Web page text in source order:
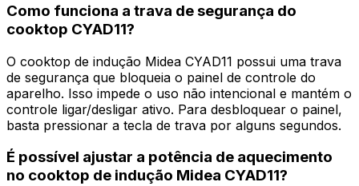
Como funciona a trava de segurança do
cooktop CYAD11?
O cooktop de indução Midea CYAD11 possui uma trava
de segurança que bloqueia o painel de controle do
aparelho. Isso impede o uso não intencional e mantém o
controle ligar/desligar ativo. Para desbloquear o painel,
basta pressionar a tecla de trava por alguns segundos.
É possível ajustar a potência de aquecimento
no cooktop de indução Midea CYAD11?